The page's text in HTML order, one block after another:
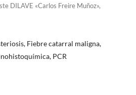
DILAVE «Carlos Freire Muñoz»,
Fiebre catarral maligna,
PCR